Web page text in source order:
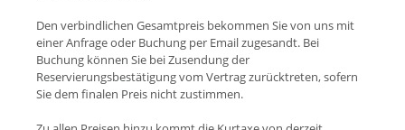
Den verbindlichen Gesamtpreis bekommen Sie von uns mit
einer Anfrage oder Buchung per Email zugesandt. Bei
Buchung können Sie bei Zusendung der
Reservierungsbestätigung vom Vertrag zurücktreten, sofern
Sie dem finalen Preis nicht zustimmen.